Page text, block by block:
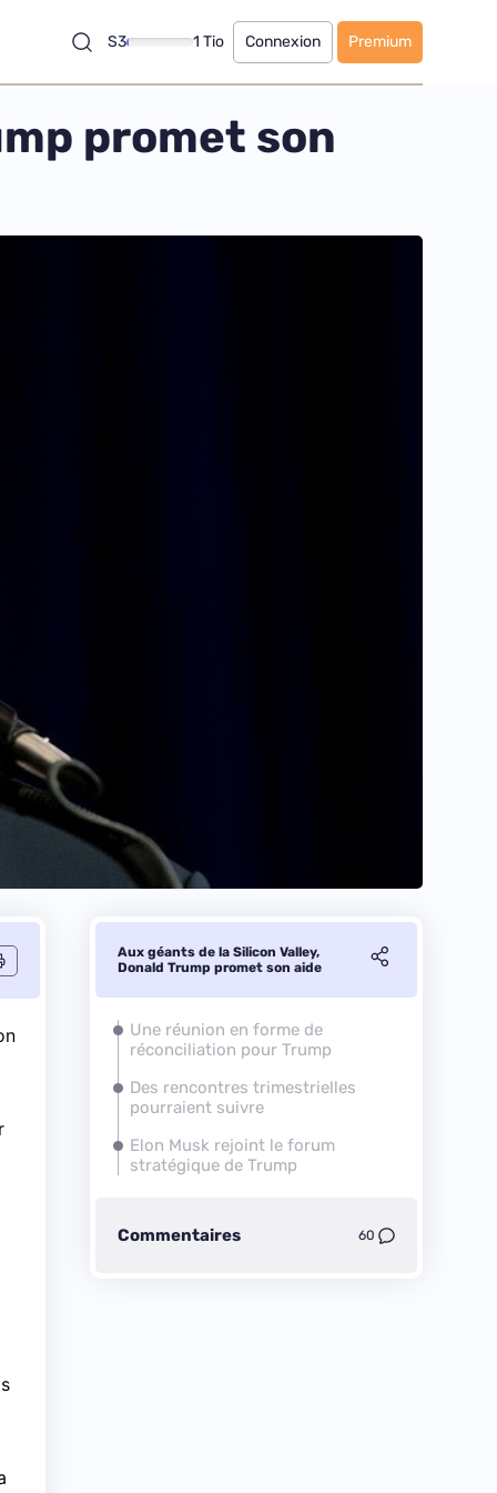
S3 1 Tio Connexion Premium
promet son
Aux géants de la Silicon Valley,
Donald Trump promet son aide
Une réunion en forme de
réconciliation pour Trump
Des rencontres trimestrielles
pourraient suivre
Elon Musk rejoint le forum
stratégique de Trump
Commentaires 60